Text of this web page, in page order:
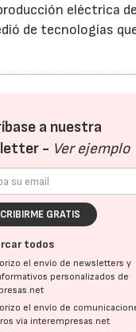
eléctrica
de tecnologías
a nuestra
- Ver ejemplo
GRATIS
todos
el envío de newsletters y
personalizados de
el envío de
vía interempresas.net